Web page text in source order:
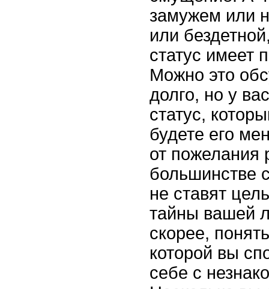
замужем или
или
статус имеет
Можно это
долго, но у
статус,
будете его
от пожелания
большинстве
не ставят
тайны вашей
скорее,
которой вы
себе с